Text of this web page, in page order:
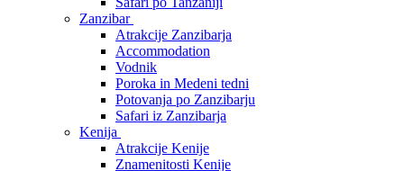
Zanzibar
Atrakcije Zanzibarja
Accommodation
Vodnik
Poroka in Medeni tedni
Potovanja po Zanzibarju
Safari iz Zanzibarja
Kenija
Atrakcije Kenije
Znamenitosti Kenije